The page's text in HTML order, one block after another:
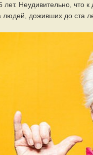
лет. Неудивительно, что
людей, доживших до ста